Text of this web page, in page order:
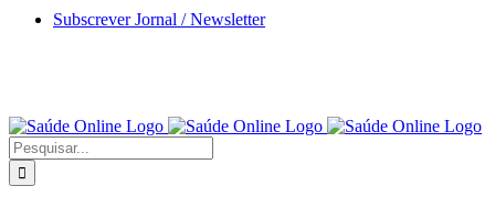
Skip
Subscrever Jornal / Newsletter
Pesquisar